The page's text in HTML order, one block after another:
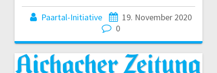
Paartal-Initiative
19. November 2020
0